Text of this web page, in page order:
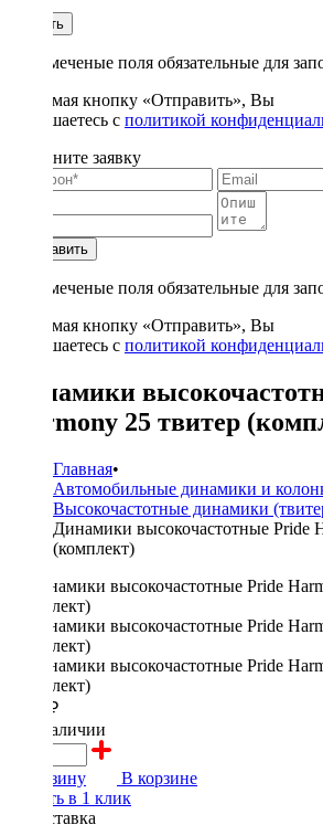
Купить
* - отмеченые поля обязательные для
Нажимая кнопку «Отправить», Вы
соглашаетесь с политикой
Заполните заявку
Отправить
* - отмеченые поля обязательные для
Нажимая кнопку «Отправить», Вы
соглашаетесь с политикой
Динамики
Harmony 25 твитер
Главная•
Автомобильные динамики и
Высокочастотные динамики
Динамики высокочастотные Pride
(комплект)
3300 ₽
в наличии
В корзину
В корзине
Купить в 1 клик